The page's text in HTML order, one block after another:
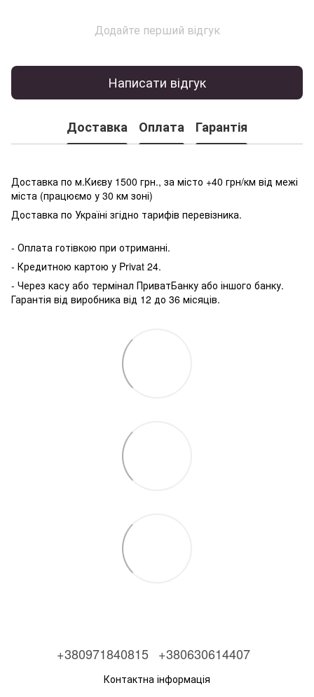
Додайте перший відгук
Написати відгук
Доставка Оплата Гарантія
Доставка по м.Києву 1500 грн., за місто +40 грн/км від межі
міста (працюємо у 30 км зоні)
Доставка по Україні згідно тарифів перевізника.
- Оплата готівкою при отриманні.
- Кредитною картою у Privat 24.
- Через касу або термінал ПриватБанку або іншого банку.
Гарантія від виробника від 12 до 36 місяців.
+380971840815 +380630614407
Контактна інформація